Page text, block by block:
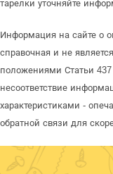
тарелки уточняйте
Информация на сайте о
справочная и не
положениями Статьи
несоответствие
характеристиками -
обратной связи для